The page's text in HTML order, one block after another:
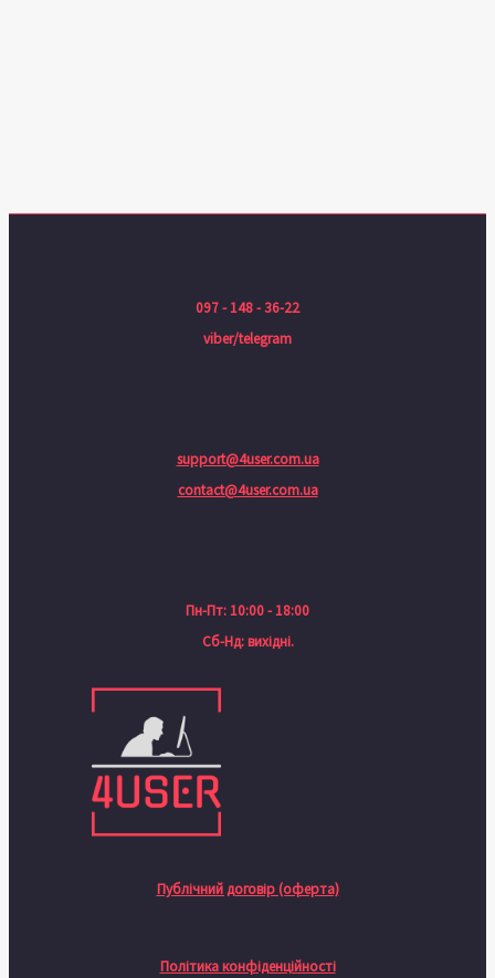
097 - 148 - 36-22
viber/telegram
support@4user.com.ua
contact@4user.com.ua
Пн-Пт: 10:00 - 18:00
Сб-Нд: вихідні.
Публічний договір (оферта)
Політика конфіденційності